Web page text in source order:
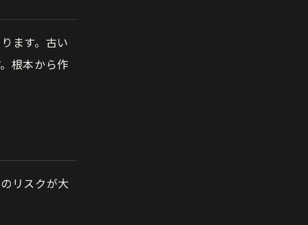
ます。古い
根本から作
リスクが大